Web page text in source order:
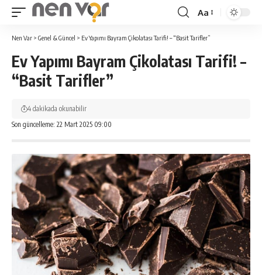
Yazı
Tipi
Boyutlandırıcı
Aa
Nen Var > Genel & Güncel > Ev Yapımı Bayram Çikolatası Tarifi! – “Basit Tarifler”
Ev Yapımı Bayram Çikolatası Tarifi! –
“Basit Tarifler”
Son güncelleme: 22 Mart 2025 09:00
4 dakikada okunabilir